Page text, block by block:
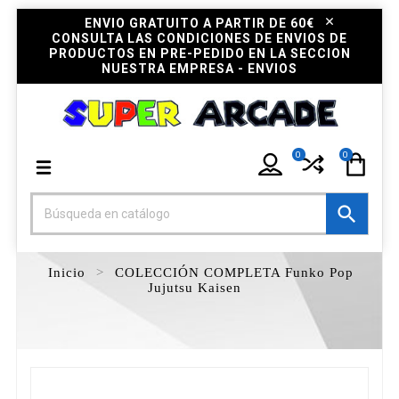
ENVIO GRATUITO A PARTIR DE 60€
CONSULTA LAS CONDICIONES DE ENVIOS DE
PRODUCTOS EN PRE-PEDIDO EN LA SECCION
NUESTRA EMPRESA - ENVIOS
0
0

Inicio
COLECCIÓN COMPLETA Funko Pop
Jujutsu Kaisen